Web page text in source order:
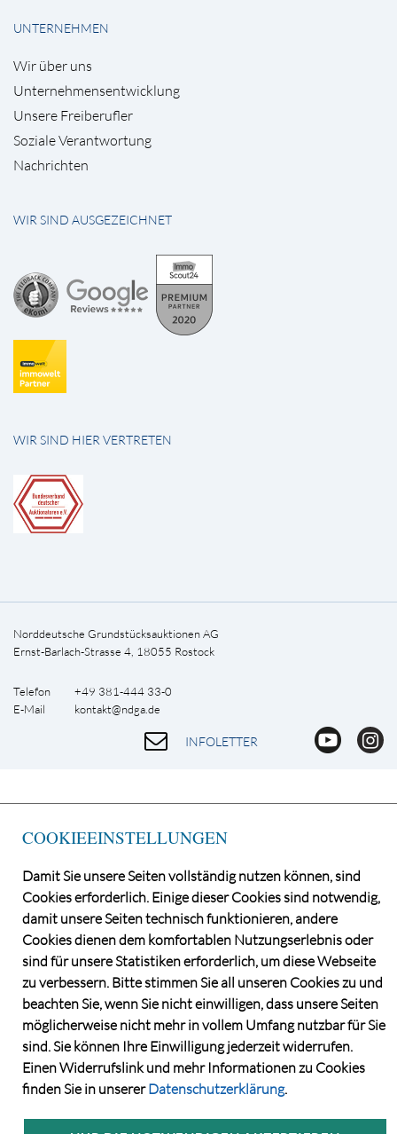
UNTERNEHMEN
Wir über uns
Unternehmensentwicklung
Unsere Freiberufler
Soziale Verantwortung
Nachrichten
WIR SIND AUSGEZEICHNET
WIR SIND HIER VERTRETEN
Norddeutsche Grundstücksauktionen AG
Ernst-Barlach-Strasse 4, 18055 Rostock
Telefon +49 381-444 33-0
E-Mail kontakt@ndga.de
INFOLETTER
©2026 Norddeutsche Grundstücksauktionen AG
CONSENT MANAGER
KATALOGBEZUG
DATENSCHUTZ
VERSTEIGERUNGS- UND VERTRAGSBEDINGUNGEN
IMPRESSUM
KONTAKT
COOKIEEINSTELLUNGEN
Damit Sie unsere Seiten vollständig nutzen können, sind
Cookies erforderlich. Einige dieser Cookies sind notwendig,
damit unsere Seiten technisch funktionieren, andere
Cookies dienen dem komfortablen Nutzungserlebnis oder
sind für unsere Statistiken erforderlich, um diese Webseite
zu verbessern. Bitte stimmen Sie all unseren Cookies zu und
beachten Sie, wenn Sie nicht einwilligen, dass unsere Seiten
möglicherweise nicht mehr in vollem Umfang nutzbar für Sie
sind. Sie können Ihre Einwilligung jederzeit widerrufen.
Einen Widerrufslink und mehr Informationen zu Cookies
finden Sie in unsererDatenschutzerklärung.